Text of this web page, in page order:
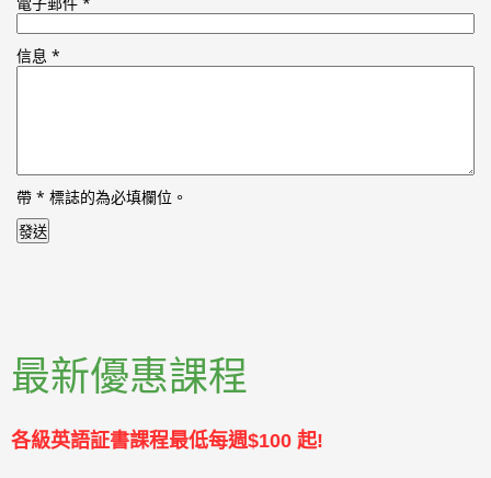
信息 *
帶 * 標誌的為必填欄位。
最新優惠課程
各級英語証書課程最低每週$100 起!